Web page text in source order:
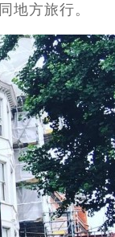
地方旅行。